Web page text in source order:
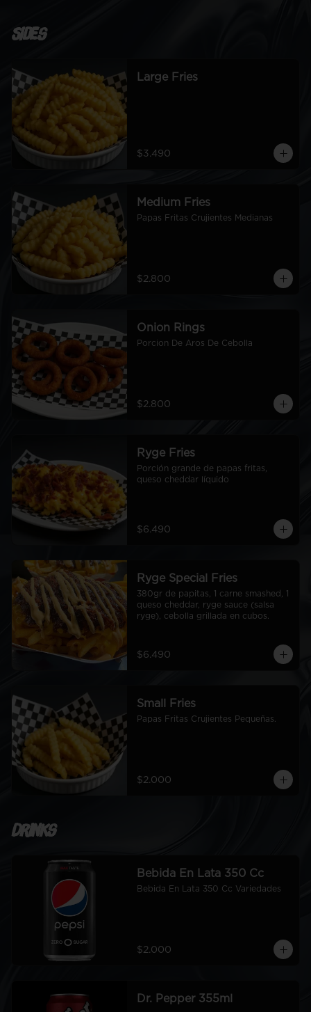
Sides
Large Fries
$3.490
Medium Fries
Papas Fritas Crujientes Medianas
$2.800
Onion Rings
Porcion De Aros De Cebolla
$2.800
Ryge Fries
Porción grande de papas fritas,
queso cheddar líquido
$6.490
Ryge Special Fries
380gr de papitas, 1 carne smashed, 1
queso cheddar, ryge sauce (salsa
ryge), cebolla grillada en cubos.
$6.490
Small Fries
Papas Fritas Crujientes Pequeñas.
$2.000
Drinks
Bebida En Lata 350 Cc
Bebida En Lata 350 Cc Variedades
$2.000
Dr. Pepper 355ml